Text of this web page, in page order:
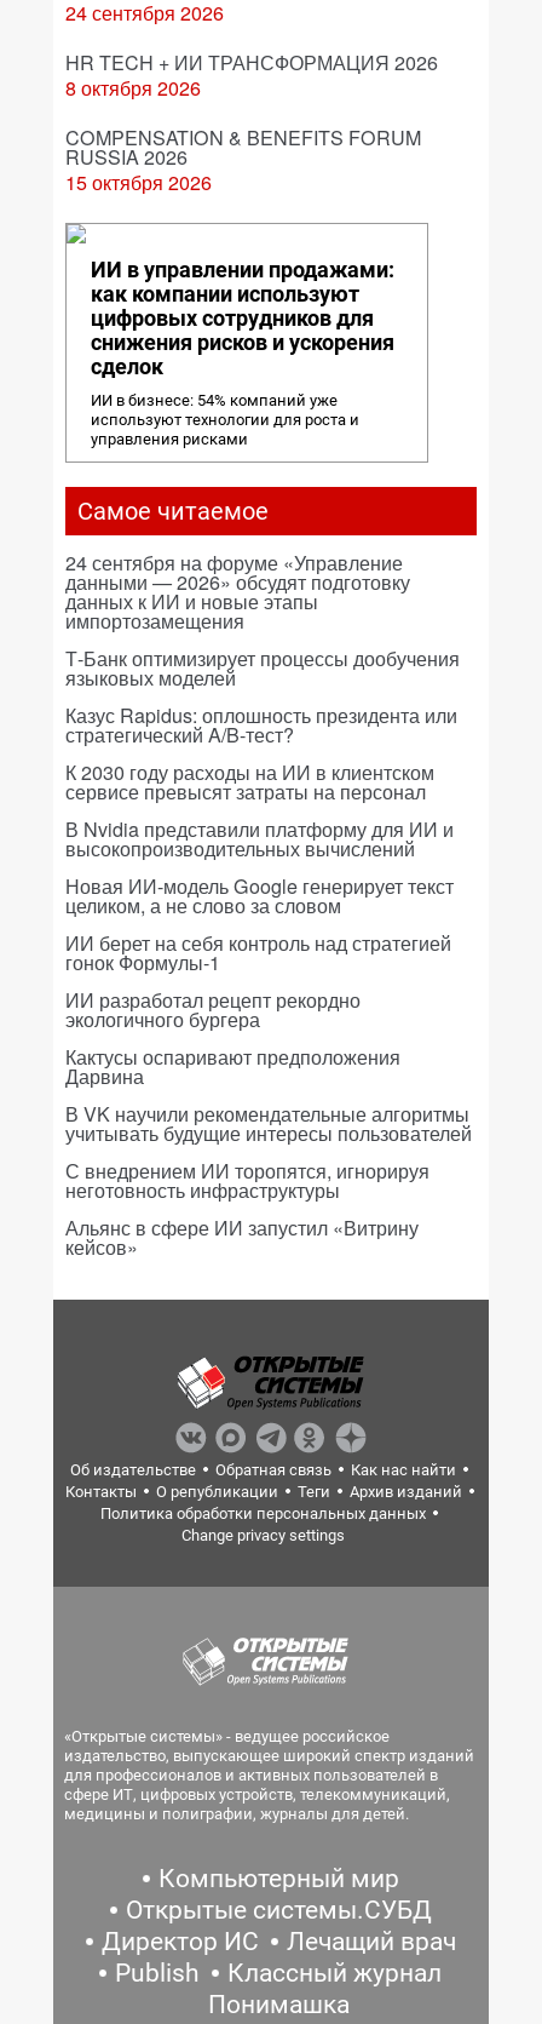
24 сентября 2026
HR TECH + ИИ ТРАНСФОРМАЦИЯ 2026
8 октября 2026
COMPENSATION & BENEFITS FORUM
RUSSIA 2026
15 октября 2026
ИИ в управлении продажами:
как компании используют
цифровых сотрудников для
снижения рисков и ускорения
сделок
ИИ в бизнесе: 54% компаний уже
используют технологии для роста и
управления рисками
Самое читаемое
24 сентября на форуме «Управление
данными — 2026» обсудят подготовку
данных к ИИ и новые этапы
импортозамещения
Т-Банк оптимизирует процессы дообучения
языковых моделей
Казус Rapidus: оплошность президента или
стратегический A/B-тест?
К 2030 году расходы на ИИ в клиентском
сервисе превысят затраты на персонал
В Nvidia представили платформу для ИИ и
высокопроизводительных вычислений
Новая ИИ-модель Google генерирует текст
целиком, а не слово за словом
ИИ берет на себя контроль над стратегией
гонок Формулы-1
ИИ разработал рецепт рекордно
экологичного бургера
Кактусы оспаривают предположения
Дарвина
В VK научили рекомендательные алгоритмы
учитывать будущие интересы пользователей
С внедрением ИИ торопятся, игнорируя
неготовность инфраструктуры
Альянс в сфере ИИ запустил «Витрину
кейсов»
Об издательстве Обратная связь
Как нас найти
Контакты
О републикации Теги
Архив изданий
Политика обработки персональных данных
Change privacy settings
«Открытые системы» - ведущее российское
издательство, выпускающее широкий спектр изданий
для профессионалов и активных пользователей в
сфере ИТ, цифровых устройств, телекоммуникаций,
медицины и полиграфии, журналы для детей.
Компьютерный мир
Открытые системы.СУБД
Директор ИС
Лечащий врач
Publish
Классный журнал
Понимашка